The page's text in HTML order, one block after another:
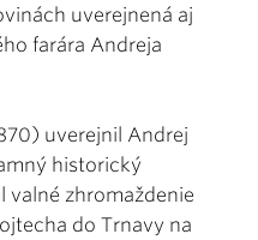
uverejnená aj
farára Andreja
uverejnil Andrej
historický
valné zhromaždenie
do Trnavy na